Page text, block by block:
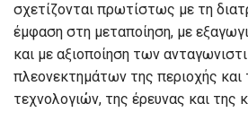
σχετίζονται πρωτίστως με τη
έμφαση στη μεταποίηση, με
και με αξιοποίηση των
πλεονεκτημάτων της περιοχής
τεχνολογιών, της έρευνας και της